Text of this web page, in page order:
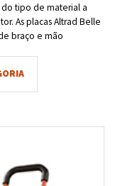
tipo de material a
As placas Altrad Belle
braço e mão